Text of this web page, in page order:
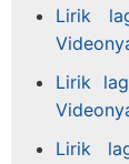
Lirik
Lirik
Lirik